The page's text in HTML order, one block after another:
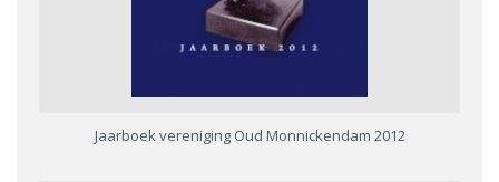
Jaarboek vereniging Oud Monnickendam 2012